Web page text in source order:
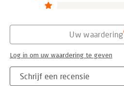
Schrijf een recensie
Uw waardering
Log in om uw waardering te geven